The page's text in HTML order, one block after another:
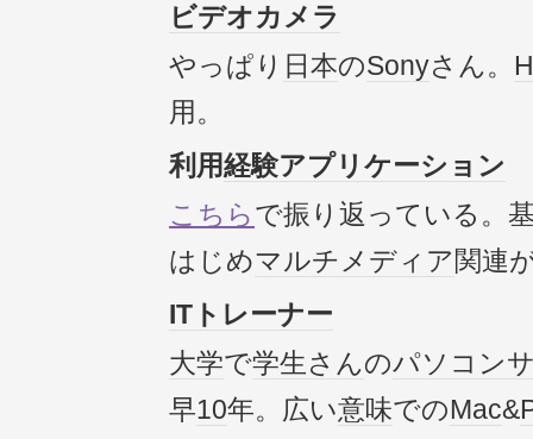
ビデオカメラ
やっぱり 日本のSonyさん。
用。
利用経験アプリケーション
こちらで振り返っている。
はじめマルチメディア関連
IT トレーナー
大学で学生さんのパソコン
早10年。広い意味でのMac&